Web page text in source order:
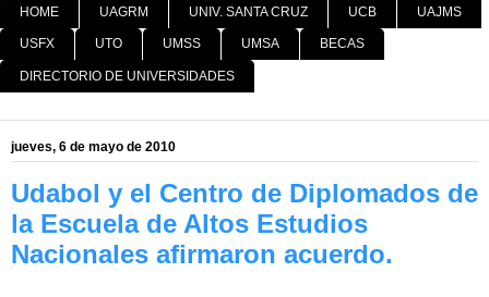
HOME UAGRM UNIV. SANTA CRUZ UCB UAJMS
USFX UTO UMSS UMSA BECAS
DIRECTORIO DE UNIVERSIDADES
jueves, 6 de mayo de 2010
Udabol y el Centro de Diplomados de
la Escuela de Altos Estudios
Nacionales afirmaron acuerdo.